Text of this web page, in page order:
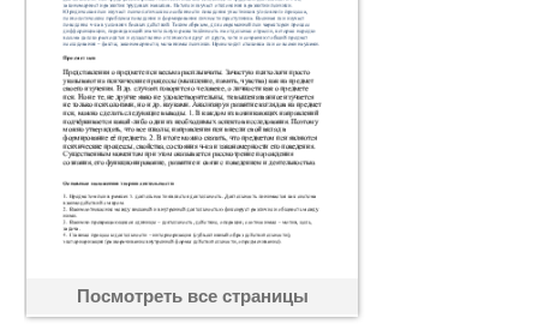
Посмотреть все страницы